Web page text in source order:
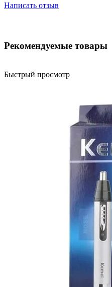
Написать отзыв
Рекомендуемые товары
Быстрый просмотр